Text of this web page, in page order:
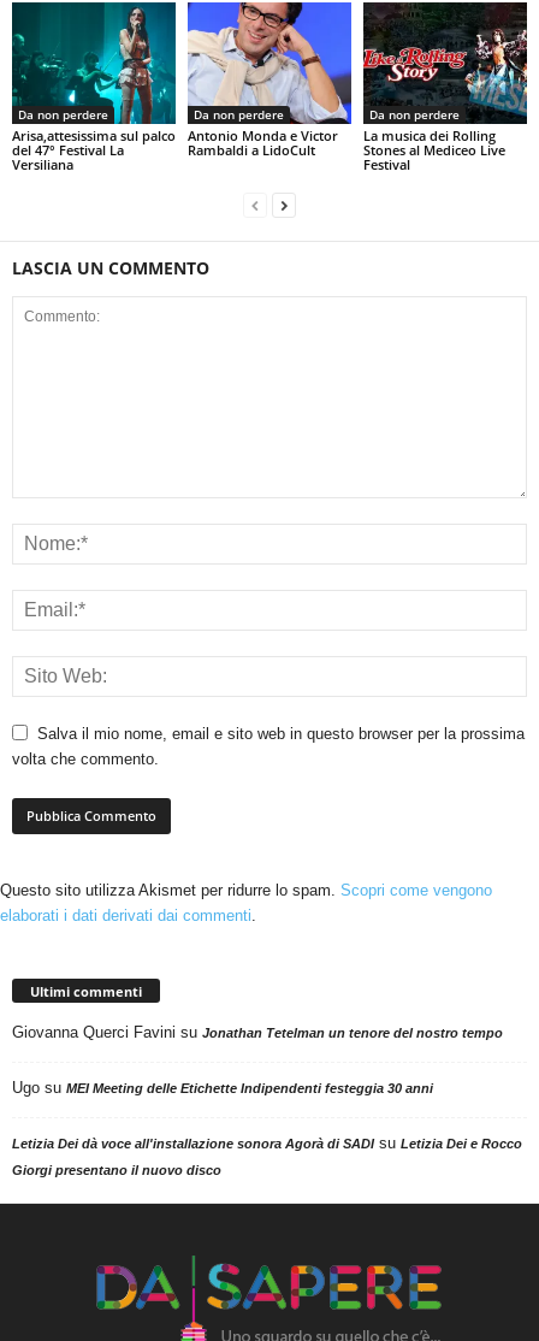
Da non perdere
Arisa,attesissima sul palco
del 47° Festival La
Versiliana
Da non perdere
Antonio Monda e Victor
Rambaldi a LidoCult
Da non perdere
La musica dei Rolling
Stones al Mediceo Live
Festival
LASCIA UN COMMENTO
Salva il mio nome, email e sito web in questo browser per la prossima
volta che commento.
Questo sito utilizza Akismet per ridurre lo spam. Scopri come vengono
elaborati i dati derivati dai commenti.
Ultimi commenti
Giovanna Querci Favini su Jonathan Tetelman un tenore del nostro tempo
Ugo su MEI Meeting delle Etichette Indipendenti festeggia 30 anni
Letizia Dei dà voce all'installazione sonora Agorà di SADIsu Letizia Dei e Rocco
Giorgi presentano il nuovo disco